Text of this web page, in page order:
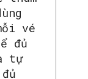
vé
đủ
tự